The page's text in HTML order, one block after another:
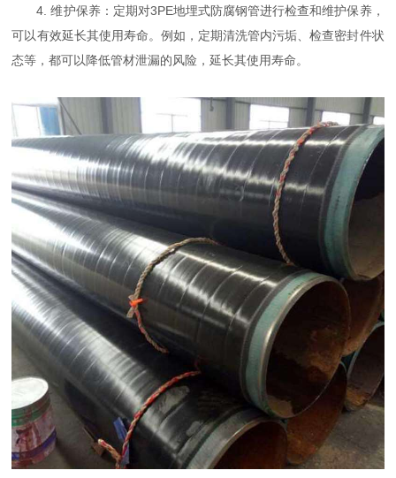
4. 维护保养：定期对3PE地埋式防腐钢管进行检查和维护保养，
可以有效延长其使用寿命。例如，定期清洗管内污垢、检查密封件状
态等，都可以降低管材泄漏的风险，延长其使用寿命。